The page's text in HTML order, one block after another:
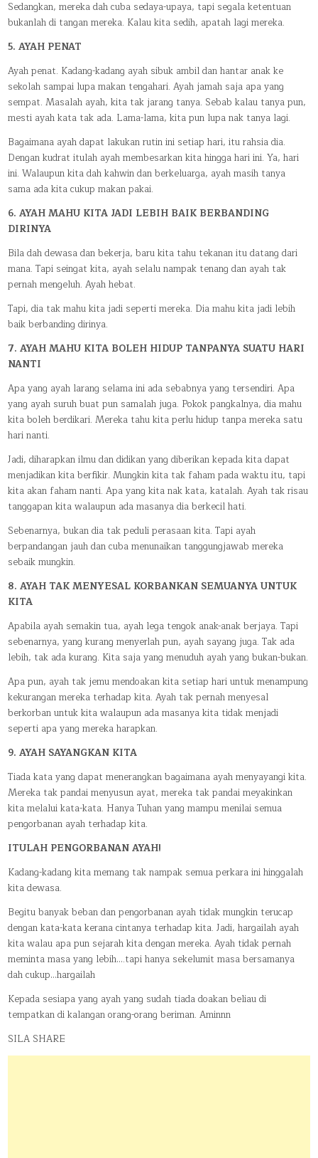
Sedangkan, mereka dah cuba sedaya-upaya, tapi segala ketentuan
bukanlah di tangan mereka. Kalau kita sedih, apatah lagi mereka.
5. AYAH PENAT
Ayah penat. Kadang-kadang ayah sibuk ambil dan hantar anak ke
sekolah sampai lupa makan tengahari. Ayah jamah saja apa yang
sempat. Masalah ayah, kita tak jarang tanya. Sebab kalau tanya pun,
mesti ayah kata tak ada. Lama-lama, kita pun lupa nak tanya lagi.
Bagaimana ayah dapat lakukan rutin ini setiap hari, itu rahsia dia.
Dengan kudrat itulah ayah membesarkan kita hingga hari ini. Ya, hari
ini. Walaupun kita dah kahwin dan berkeluarga, ayah masih tanya
sama ada kita cukup makan pakai.
6. AYAH MAHU KITA JADI LEBIH BAIK BERBANDING
DIRINYA
Bila dah dewasa dan bekerja, baru kita tahu tekanan itu datang dari
mana. Tapi seingat kita, ayah selalu nampak tenang dan ayah tak
pernah mengeluh. Ayah hebat.
Tapi, dia tak mahu kita jadi seperti mereka. Dia mahu kita jadi lebih
baik berbanding dirinya.
7. AYAH MAHU KITA BOLEH HIDUP TANPANYA SUATU HARI
NANTI
Apa yang ayah larang selama ini ada sebabnya yang tersendiri. Apa
yang ayah suruh buat pun samalah juga. Pokok pangkalnya, dia mahu
kita boleh berdikari. Mereka tahu kita perlu hidup tanpa mereka satu
hari nanti.
Jadi, diharapkan ilmu dan didikan yang diberikan kepada kita dapat
menjadikan kita berfikir. Mungkin kita tak faham pada waktu itu, tapi
kita akan faham nanti. Apa yang kita nak kata, katalah. Ayah tak risau
tanggapan kita walaupun ada masanya dia berkecil hati.
Sebenarnya, bukan dia tak peduli perasaan kita. Tapi ayah
berpandangan jauh dan cuba menunaikan tanggungjawab mereka
sebaik mungkin.
8. AYAH TAK MENYESAL KORBANKAN SEMUANYA UNTUK
KITA
Apabila ayah semakin tua, ayah lega tengok anak-anak berjaya. Tapi
sebenarnya, yang kurang menyerlah pun, ayah sayang juga. Tak ada
lebih, tak ada kurang. Kita saja yang menuduh ayah yang bukan-bukan.
Apa pun, ayah tak jemu mendoakan kita setiap hari untuk menampung
kekurangan mereka terhadap kita. Ayah tak pernah menyesal
berkorban untuk kita walaupun ada masanya kita tidak menjadi
seperti apa yang mereka harapkan.
9. AYAH SAYANGKAN KITA
Tiada kata yang dapat menerangkan bagaimana ayah menyayangi kita.
Mereka tak pandai menyusun ayat, mereka tak pandai meyakinkan
kita melalui kata-kata. Hanya Tuhan yang mampu menilai semua
pengorbanan ayah terhadap kita.
ITULAH PENGORBANAN AYAH!
Kadang-kadang kita memang tak nampak semua perkara ini hinggalah
kita dewasa.
Begitu banyak beban dan pengorbanan ayah tidak mungkin terucap
dengan kata-kata kerana cintanya terhadap kita. Jadi, hargailah ayah
kita walau apa pun sejarah kita dengan mereka. Ayah tidak pernah
meminta masa yang lebih….tapi hanya sekelumit masa bersamanya
dah cukup…hargailah
Kepada sesiapa yang ayah yang sudah tiada doakan beliau di
tempatkan di kalangan orang-orang beriman. Aminnn
SILA SHARE